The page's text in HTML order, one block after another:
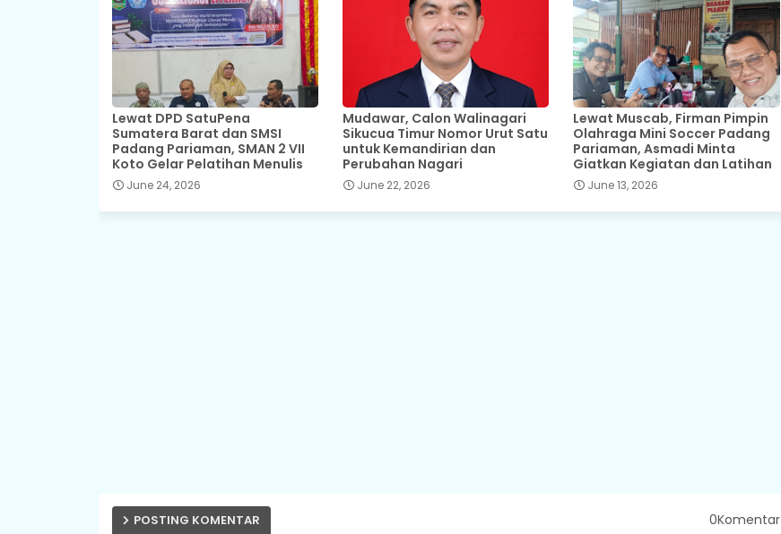
Lewat DPD SatuPena
Sumatera Barat dan SMSI
Padang Pariaman, SMAN 2 VII
Koto Gelar Pelatihan Menulis
June 24, 2026
Mudawar, Calon Walinagari
Sikucua Timur Nomor Urut Satu
untuk Kemandirian dan
Perubahan Nagari
June 22, 2026
Lewat Muscab, Firman Pimpin
Olahraga Mini Soccer Padang
Pariaman, Asmadi Minta
Giatkan Kegiatan dan Latihan
June 13, 2026
POSTING KOMENTAR 0Komentar